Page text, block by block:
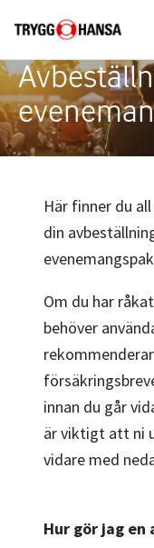
Här finner du
din
Om du har
behöver
innan du går
är viktigt att ni
vidare med
Hur gör jag en